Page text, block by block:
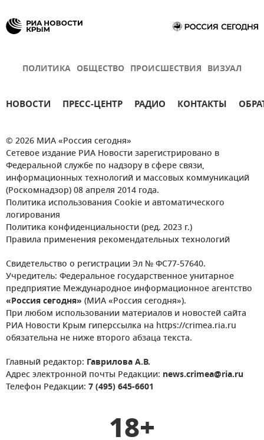
ПОЛИТИКА ОБЩЕСТВО ПРОИСШЕСТВИЯ ВИЗУАЛ
НОВОСТИ ПРЕСС-ЦЕНТР РАДИО КОНТАКТЫ
© 2026 МИА «Россия сегодня»
Сетевое издание РИА Новости зарегистрировано в
Федеральной службе по надзору в сфере связи,
информационных технологий и массовых коммуникаций
(Роскомнадзор) 08 апреля 2014 года.
Политика использования Cookie и автоматического
логирования
Политика конфиденциальности (ред. 2023 г.)
Правила применения рекомендательных технологий
Свидетельство о регистрации Эл № ФС77-57640.
Учредитель: Федеральное государственное унитарное
предприятие Международное информационное агентство
«Россия сегодня» (МИА «Россия сегодня»).
При любом использовании материалов и новостей сайта
РИА Новости Крым гиперссылка на https://crimea.ria.ru
обязательна не ниже второго абзаца текста.
Главный редактор: Гаврилова А.В.
Адрес электронной почты Редакции: news.crimea@ria.ru
Телефон Редакции: 7 (495) 645-6601
18+